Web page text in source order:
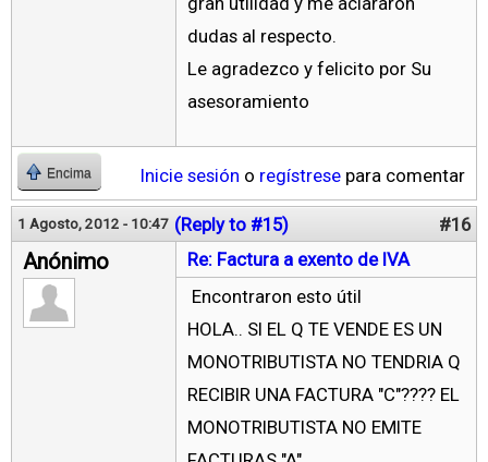
dudas al respecto.
Le agradezco y felicito por Su
asesoramiento
Encima Inicie sesión o regístrese para comentar
1 Agosto, 2012 - 10:47 (Reply to #15) #16
Anónimo
Re: Factura a exento de IVA
Encontraron esto útil
HOLA.. SI EL Q TE VENDE ES UN
MONOTRIBUTISTA NO TENDRIA Q
RECIBIR UNA FACTURA "C"???? EL
MONOTRIBUTISTA NO EMITE